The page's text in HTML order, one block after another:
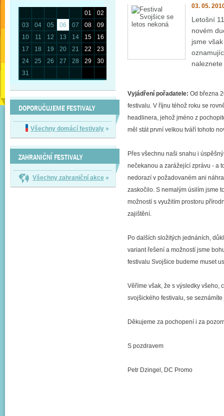
01
02
03
04 05 06 07 08
09
10
11 12 13 14 15
16
17
18 19 20 21 22
23
24
25 26 27 28 29
30
31
DOPORUČUJEME FESTIVALY
Všechny domácí festivaly »
ZAHRANIČNÍ FESTIVALY
Všechny zahraniční akce »
03. 05.
Letošní
novém
jsme
Vyjádření pořadatele: Od března
festivalu. V říjnu téhož roku se
headlinera, jehož jméno z
měl stát první velkou tváří tohoto
Přes všechnu naši snahu i
nečekanou a zarážející zprávu - a
nedorazí v požadovaném ani
zaskočilo. S nemalým úsilím jsme
možností s využitím prostoru
zajištění.
Po dalších složitých jednáních,
variant řešení a možností jsme
festivalu Svojšice budeme muset
Věříme však, že s výsledky všeho,
svojšického festivalu, se seznámíte
Děkujeme za pochopení i za
S pozdravem
Petr Dzingel, DC Promo